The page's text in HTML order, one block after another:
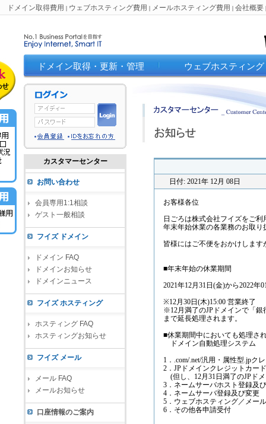
ドメイン取得費用 | ウェブホスティング費用 | メールホスティング費用 | 会社概要
ドメイン取得・更新・管理 ウェブホスティング
カスタマーセンター
お問い合わせ
会員専用1:1相談
ゲスト一般相談
フイズ ドメイン
ドメイン FAQ
ドメインお知らせ
ドメインニュース
フイズ ホスティング
ホスティング FAQ
ホスティングお知らせ
フイズ メール
メール FAQ
メールお知らせ
口座情報のご案内
日付: 2021年 12月 08日
お客様各位
日ごろは株式会社フイズをご
年末年始休業の各業務のお取
皆様にはご不便をおかけしま
■年末年始の休業期間
2021年12月31日(金)から2022年
※12月30日(木)15:00 営業終了
※12月満了のJPドメインで「銀
まで延長処理されます。
■休業期間中においても処理さ
ドメイン自動処理システム
1．.com/.net/汎用・属性型.jpク
2．JPドメインクレジットカー
(但し、12月31日満了のJPド
3．ネームサーバホスト登録及
4．ネームサーバ登録及び変更
5．ウェブホスティング／メー
6．その他各申請受付